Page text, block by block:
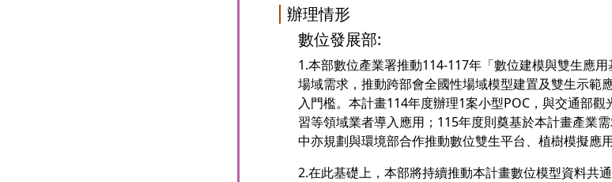
辦理情形
數位發展部:
1.本部數位產業署推動114-117年「數位建模與雙生應
場域需求，推動跨部會全國性場域模型建置及雙生示範
入門檻。本計畫114年度辦理1案小型POC，與交通部
習等領域業者導入應用；115年度則奠基於本計畫產業
中亦規劃與環境部合作推動數位雙生平台、植樹模擬應
2.在此基礎上，本部將持續推動本計畫數位模型資料共